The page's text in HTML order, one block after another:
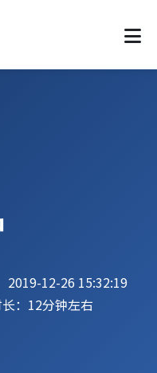
2019-12-26 15:32:19
：12分钟左右